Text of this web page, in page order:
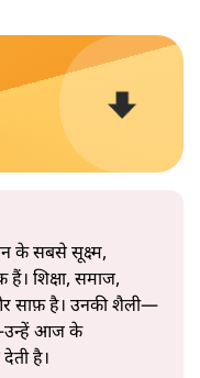
के सबसे सूक्ष्म,
शिक्षा, समाज,
साफ़ है। उनकी शैली—
आज के
है।